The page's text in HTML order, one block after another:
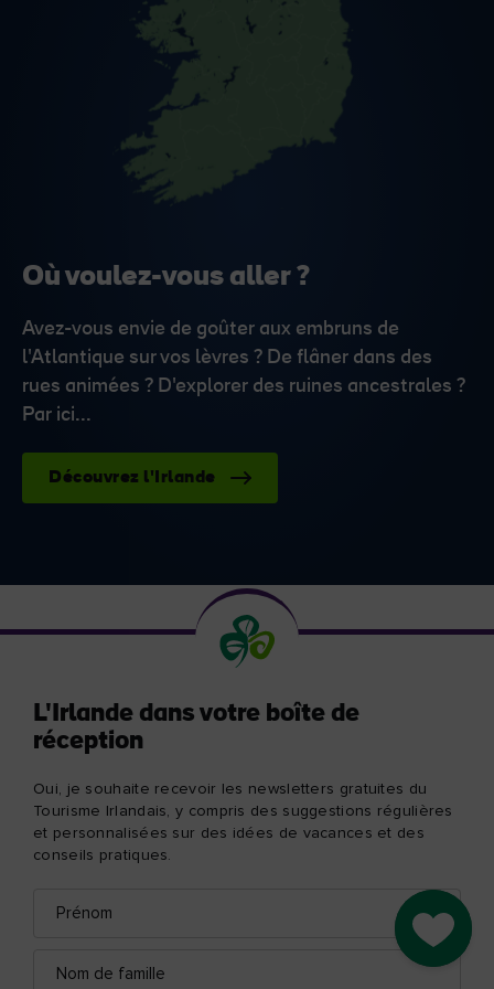
Go to
Où voulez-vous aller ?
Avez-vous envie de goûter aux embruns de
l'Atlantique sur vos lèvres ? De flâner dans des
rues animées ? D'explorer des ruines ancestrales ?
Par ici...
Découvrez l'Irlande
L'Irlande dans votre boîte de
réception
Oui, je souhaite recevoir les newsletters gratuites du
Tourisme Irlandais, y compris des suggestions régulières
et personnalisées sur des idées de vacances et des
conseils pratiques.